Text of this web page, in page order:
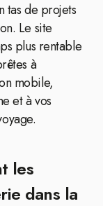
tas de projets
Le site
plus rentable
à
mobile,
et à vos
les
dans la